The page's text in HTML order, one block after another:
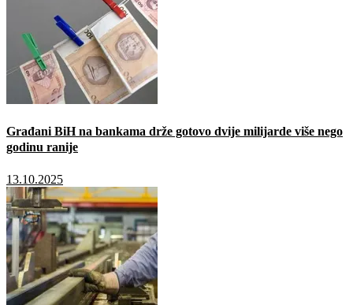
Građani BiH na bankama drže gotovo dvije milijarde više nego
godinu ranije
13.10.2025